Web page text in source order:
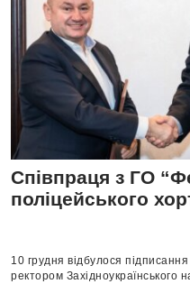
Співпраця з ГО
поліцейського
10 грудня відбулося
ректором Західноукраїнського